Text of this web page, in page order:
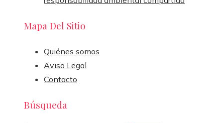
Mapa Del Sitio
Quiénes somos
Aviso Legal
Contacto
Búsqueda